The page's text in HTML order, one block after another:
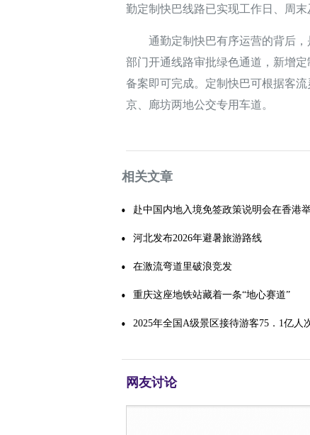
勤定制快巴线路已实现工作日、周末
通勤定制快巴有序运营的背后，
部门开通线路审批绿色通道，新增
备案即可完成。定制快巴可根据客
京、廊坊两地公交专用车道。
相关文章
赴中国内地入境免签政策说明会在香港
精品旅游
河北发布2026年避暑旅游路线
在激流弯道里破浪竞发
重庆这座地铁站藏着一条“地心赛道”
2025年全国A级景区接待游客75．1亿人
网友讨论